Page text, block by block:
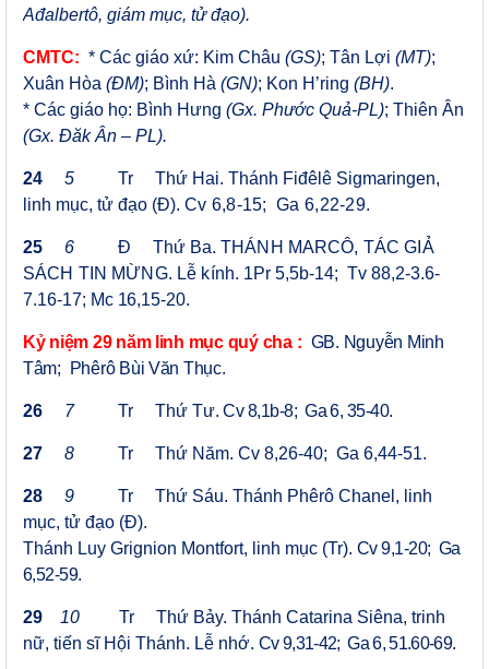
Ađalbertô, giám mục, tử đạo).
CMTC: * Các giáo xứ: Kim Châu (GS); Tân Lợi (MT);
Xuân Hòa (ĐM); Bình Hà (GN); Kon H’ring (BH).
* Các giáo họ: Bình Hưng (Gx. Phước Quả-PL); Thiên Ân
(Gx. Đăk Ân – PL).
24 5 Tr
Thứ Hai. Thánh Fiđêlê Sigmaringen,
linh mục, tử đạo (Đ). Cv 6,8-15; Ga 6,22-29.
25 6 Đ Thứ Ba. THÁNH MARCÔ, TÁC GIẢ
SÁCH TIN MỪNG. Lễ kính. 1Pr 5,5b-14; Tv 88,2-3.6-
7.16-17; Mc 16,15-20.
Kỷ niệm 29năm linh mục quý cha : GB. Nguyễn Minh
Tâm;
Phêrô Bùi Văn Thục.
26 7 Tr Thứ Tư. Cv 8,1b-8; Ga 6, 35-40.
27 8 Tr Thứ Năm. Cv 8,26-40; Ga 6,44-51.
28 9 Tr Thứ Sáu. Thánh Phêrô Chanel, linh
mục, tử đạo (Đ).
Thánh Luy Grignion Montfort, linh mục (Tr). Cv 9,1-20; Ga
6,52-59.
29 10 Tr Thứ Bảy. Thánh Catarina Siêna, trinh
nữ, tiến sĩ Hội Thánh. Lễ nhớ. Cv 9,31-42; Ga 6,51.60-69.